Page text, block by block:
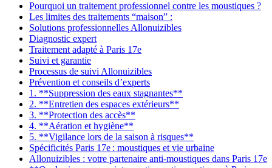
Pourquoi un traitement professionnel contre les moustiques ?
Les limites des traitements “maison” :
Solutions professionnelles Allonuizibles
Diagnostic expert
Traitement adapté à Paris 17e
Suivi et garantie
Processus de suivi Allonuizibles
Prévention et conseils d’experts
1. **Suppression des eaux stagnantes**
2. **Entretien des espaces extérieurs**
3. **Protection des accès**
4. **Aération et hygiène**
5. **Vigilance lors de la saison à risques**
Spécificités Paris 17e : moustiques et vie urbaine
Allonuizibles : votre partenaire anti-moustiques dans Paris 17e